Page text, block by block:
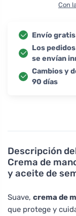
Descripción
Crema de
y aceite de
Suave, crema de
que protege y
Con
Envío
Los
se envían
Cambios y
90 días